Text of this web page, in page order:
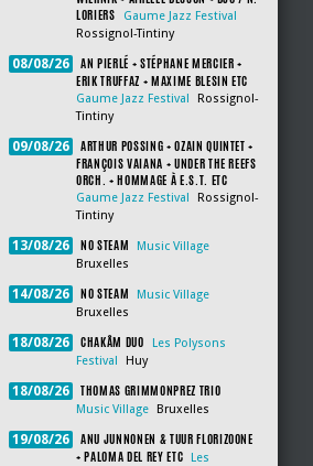
LORIERS
Gaume Jazz Festival
Rossignol-Tintiny
08/08/26
AN PIERLÉ + STÉPHANE MERCIER +
ERIK TRUFFAZ + MAXIME BLESIN ETC
Gaume Jazz Festival
Rossignol-
Tintiny
09/08/26
ARTHUR POSSING + OZAIN QUINTET +
FRANÇOIS VAIANA + UNDER THE REEFS
ORCH. + HOMMAGE À E.S.T. ETC
Gaume Jazz Festival
Rossignol-
Tintiny
13/08/26 NO STEAM
Music Village
Bruxelles
14/08/26 NO STEAM
Music Village
Bruxelles
18/08/26 CHAKÂM DUO
Les Polysons
Festival
Huy
18/08/26 THOMAS GRIMMONPREZ TRIO
Music Village Bruxelles
19/08/26
ANU JUNNONEN & TUUR FLORIZOONE
+ PALOMA DEL REY ETC
Les